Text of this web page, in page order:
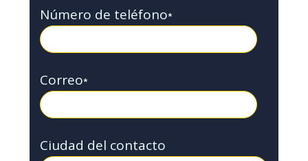
Número de teléfono*
Correo*
Ciudad del contacto